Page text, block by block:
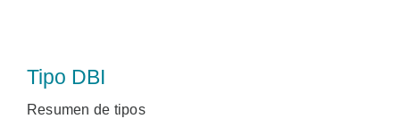
Tipo DBI
Resumen de tipos